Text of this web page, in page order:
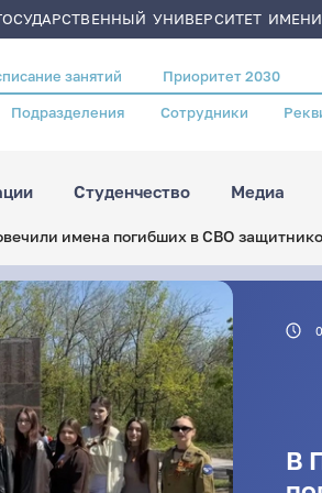
УНИВЕРСИТЕТ
занятий Приоритет 2030
Подразделения Сотрудники
Студенчество Медиа
имена погибших в СВО
В